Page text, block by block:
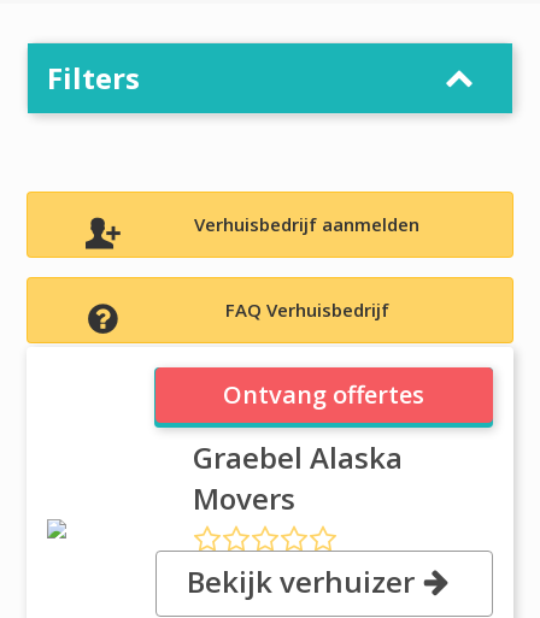
Filters
Verhuisbedrijf aanmelden
FAQ Verhuisbedrijf
Graebel Alaska Movers
Graebel Alaska
Movers
, 945 E 1st Ave, 99501
Anchorage, Alaska
Ontvang offertes
Bekijk verhuizer